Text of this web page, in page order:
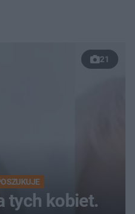
21
tych kobiet.